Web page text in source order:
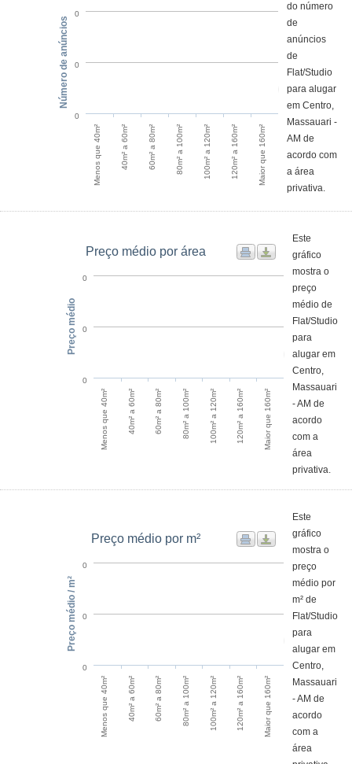
Menos que 40m² 40m² a 60m² 60m² a 80m² 80m² a 100m² 100m² a 120m² 120m² a 160m² Maior que 160m²
0
0
0
Número de anúncios
do número
de
anúncios
de
Flat/Studio
para alugar
em Centro,
Massauari -
AM de
acordo com
a área
privativa.
Preço médio por área
Menos que 40m² 40m² a 60m² 60m² a 80m² 80m² a 100m² 100m² a 120m² 120m² a 160m² Maior que 160m²
0
0
0
Preço médio
Este
gráfico
mostra o
preço
médio de
Flat/Studio
para
alugar em
Centro,
Massauari
- AM de
acordo
com a
área
privativa.
Preço médio por m²
Menos que 40m² 40m² a 60m² 60m² a 80m² 80m² a 100m² 100m² a 120m² 120m² a 160m² Maior que 160m²
0
0
0
Preço médio / m²
Este
gráfico
mostra o
preço
médio por
m² de
Flat/Studio
para
alugar em
Centro,
Massauari
- AM de
acordo
com a
área